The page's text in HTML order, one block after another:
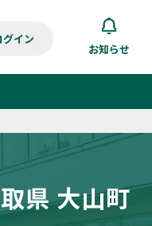
イン
お知らせ
県 大山町